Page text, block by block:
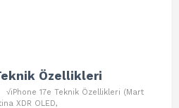
Özellikleri
17e Teknik Özellikleri (Mart
XDR OLED,